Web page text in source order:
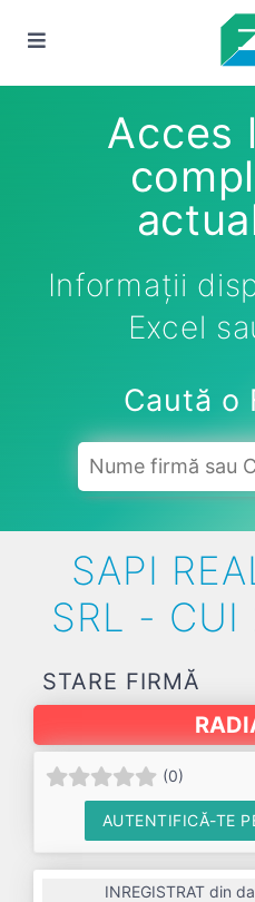
Acces
Informații
Excel
Caută o
SAPI
SRL -
STARE FIRMĂ
(0)
AUTENTIFICĂ-TE
INREGISTRAT din